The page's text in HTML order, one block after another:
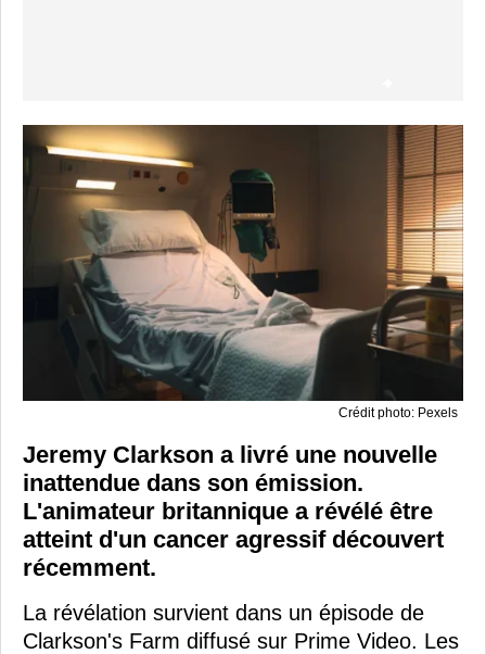
Crédit photo: Pexels
Jeremy Clarkson a livré une nouvelle
inattendue dans son émission.
L'animateur britannique a révélé être
atteint d'un cancer agressif découvert
récemment.
La révélation survient dans un épisode de
Clarkson's Farm diffusé sur Prime Video. Les